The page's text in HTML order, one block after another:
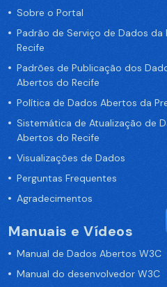
Sobre o Portal
Padrão de Serviço de Dados
Recife
Padrões de Publicação dos
Abertos do Recife
Política de Dados Abertos da
Sistemática de Atualização de
Abertos do Recife
Visualizações de Dados
Perguntas Frequentes
Agradecimentos
Manuais e Vídeos
Manual de Dados Abertos W3C
Manual do desenvolvedor W3C